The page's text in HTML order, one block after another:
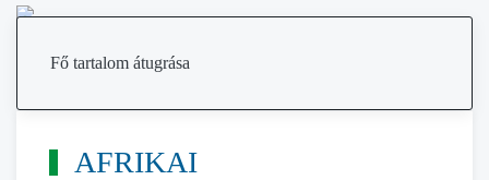
Fő tartalom átugrása
AFRIKAI